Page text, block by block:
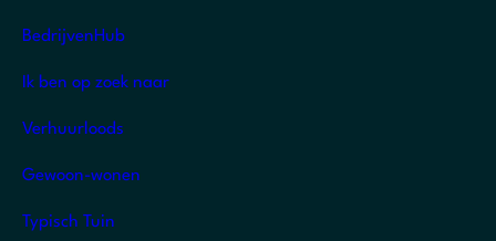
BedrijvenHub
Ik ben op zoek naar
Verhuurloods
Gewoon-wonen
Typisch Tuin